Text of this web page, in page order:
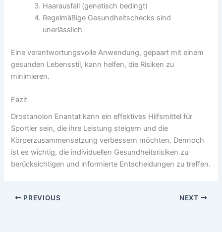
Haarausfall (genetisch bedingt)
Regelmäßige Gesundheitschecks sind
unerlässlich
Eine verantwortungsvolle Anwendung, gepaart mit einem
gesunden Lebensstil, kann helfen, die Risiken zu
minimieren.
Fazit
Drostanolon Enantat kann ein effektives Hilfsmittel für
Sportler sein, die ihre Leistung steigern und die
Körperzusammensetzung verbessern möchten. Dennoch
ist es wichtig, die individuellen Gesundheitsrisiken zu
berücksichtigen und informierte Entscheidungen zu treffen.
PREVIOUS NEXT